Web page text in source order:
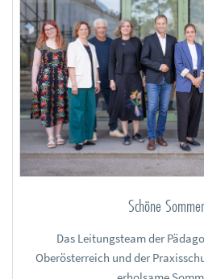
Schöne
Das Leitungsteam der
Oberösterreich und der